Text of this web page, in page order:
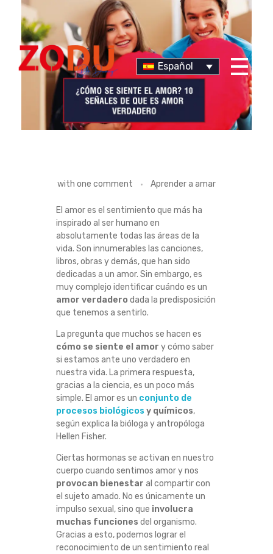
Dr Duany
Español
with one comment Aprender a amar
El amor es el sentimiento que más ha
inspirado al ser humano en
absolutamente todas las áreas de la
vida. Son innumerables las canciones,
libros, obras y demás, que han sido
dedicadas a un amor. Sin embargo, es
muy complejo identificar cuándo es un
amor verdadero dada la predisposición
que tenemos a sentirlo.
La pregunta que muchos se hacen es
cómo se siente el amor y cómo saber
si estamos ante uno verdadero en
nuestra vida. La primera respuesta,
gracias a la ciencia, es un poco más
simple. El amor es un conjunto de
procesos biológicos y químicos,
según explica la bióloga y antropóloga
Hellen Fisher.
Ciertas hormonas se activan en nuestro
cuerpo cuando sentimos amor y nos
provocan bienestar al compartir con
el sujeto amado. No es únicamente un
impulso sexual, sino que involucra
muchas funciones del organismo.
Gracias a esto, podemos lograr el
reconocimiento de un sentimiento real